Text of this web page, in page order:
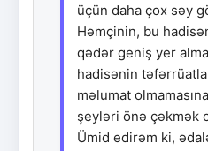
üçün daha çox səy
Həmçinin, bu
qədər geniş yer
hadisənin
məlumat
şeyləri önə çəkmək
Ümid edirəm ki,